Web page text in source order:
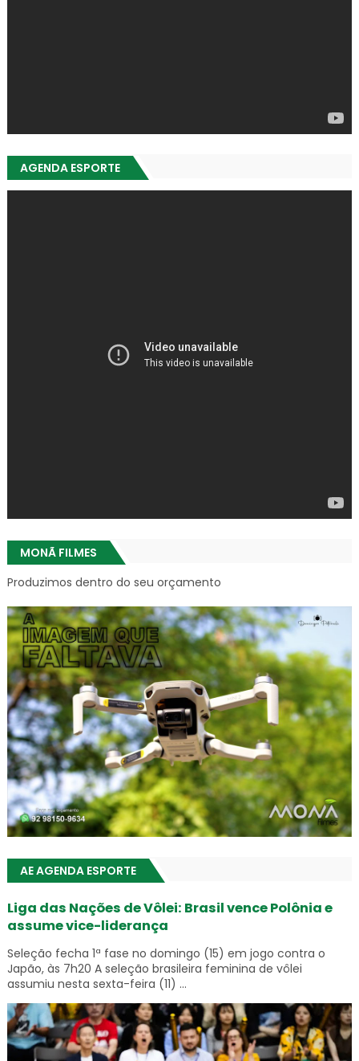
AGENDA ESPORTE
MONÃ FILMES
Produzimos dentro do seu orçamento
AE AGENDA ESPORTE
Liga das Nações de Vôlei: Brasil vence Polônia e
assume vice-liderança
Seleção fecha 1ª fase no domingo (15) em jogo contra o
Japão, às 7h20 A seleção brasileira feminina de vôlei
assumiu nesta sexta-feira (11) ...